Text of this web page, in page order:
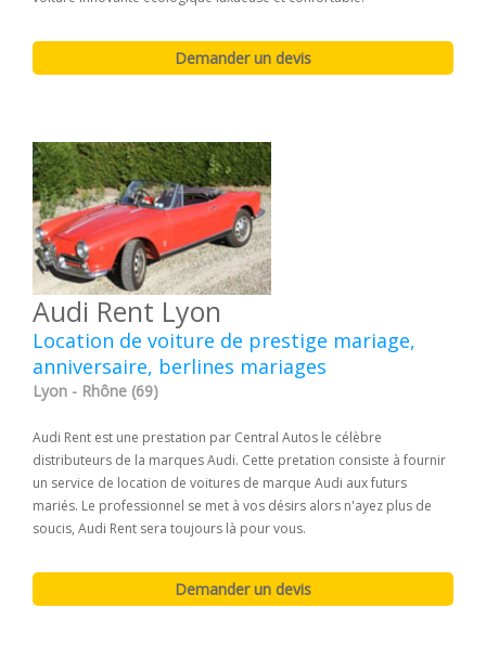
Audi Rent Lyon
Location de voiture de prestige mariage,
anniversaire, berlines mariages
Lyon - Rhône (69)
Audi Rent est une prestation par Central Autos le célèbre
distributeurs de la marques Audi. Cette pretation consiste à fournir
un service de location de voitures de marque Audi aux futurs
mariés. Le professionnel se met à vos désirs alors n'ayez plus de
soucis, Audi Rent sera toujours là pour vous.